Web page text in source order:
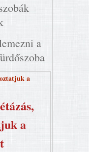
a
a
a